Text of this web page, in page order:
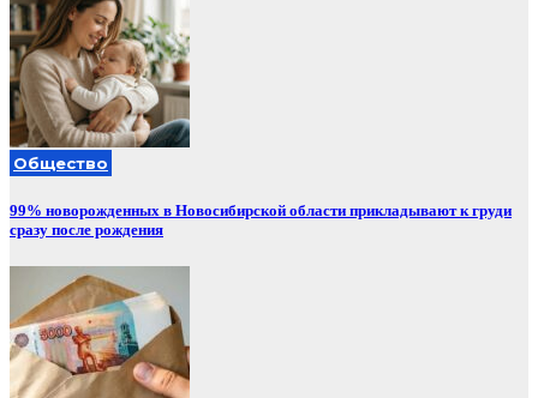
Общество
99% новорожденных в Новосибирской области прикладывают к груди
сразу после рождения